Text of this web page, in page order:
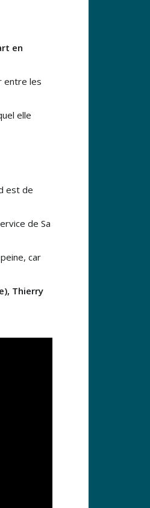
en
entre les
elle
est de
de Sa
car
Thierry